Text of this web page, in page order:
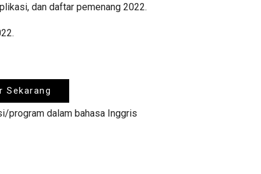
dan daftar pemenang 2022.
Sekarang
program dalam bahasa Inggris